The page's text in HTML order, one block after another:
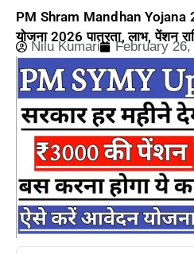
PM Shram Mandhan Yojana
योजना 2026 पात्रता, लाभ, पेंशन
Nilu Kumari February 26,